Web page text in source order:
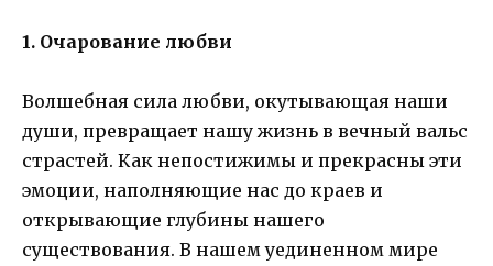
1. Очарование любви
Волшебная сила любви, окутывающая наши
души, превращает нашу жизнь в вечный вальс
страстей. Как непостижимы и прекрасны эти
эмоции, наполняющие нас до краев и
открывающие глубины нашего
существования. В нашем уединенном мире